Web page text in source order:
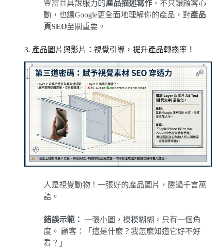
豐富且具說服力的產品描述寫作 ，不只讓顧客心
動，也讓Google更全面地理解你的產品，對產品
頁SEO至關重要。
3. 產品圖片與影片：視覺引導，提升產品轉換率！
人是視覺動物！一張好的產品圖片，勝過千言萬
語。
錯誤示範： 一張小圖，模模糊糊，只有一個角
度。 顧客：「這是什麼？我怎麼知道它好不好
看？」